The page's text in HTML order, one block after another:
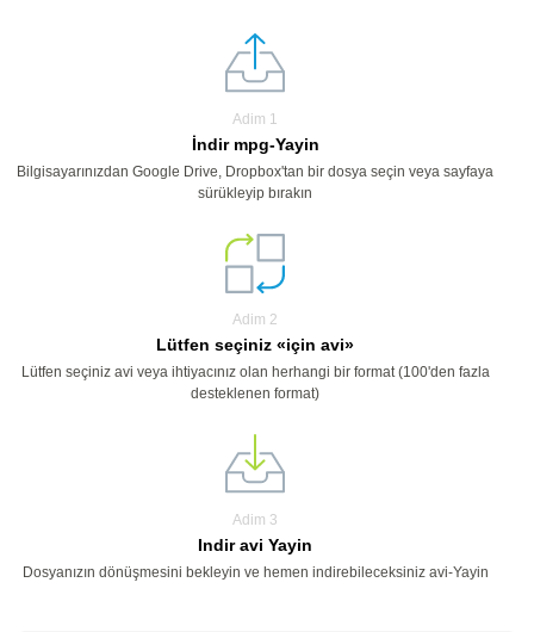
Adim 1
İndir mpg-Yayin
Bilgisayarınızdan Google Drive, Dropbox'tan bir dosya seçin veya sayfaya
sürükleyip bırakın
Adim 2
Lütfen seçiniz «için avi»
Lütfen seçiniz avi veya ihtiyacınız olan herhangi bir format (100'den fazla
desteklenen format)
Adim 3
Indir avi Yayin
Dosyanızın dönüşmesini bekleyin ve hemen indirebileceksiniz avi-Yayin